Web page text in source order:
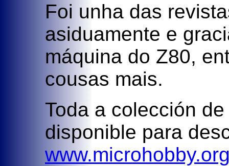
Foi unha das
asiduamente e
máquina do Z80,
cousas mais.
Toda a colección
disponible para